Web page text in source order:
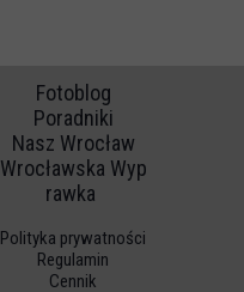
Fotoblog
Poradniki
Nasz Wrocław
Wrocławska Wyp
rawka
Polityka prywatności
Regulamin
Cennik